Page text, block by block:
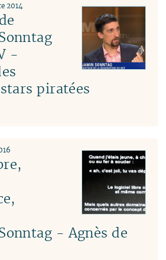
-
piratées
2014
- Agnès de